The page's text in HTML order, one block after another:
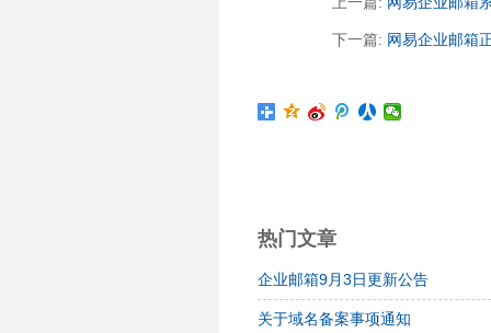
下一篇: 网易企业邮箱
热门文章
企业邮箱9月3日更新公告
关于域名备案事项通知